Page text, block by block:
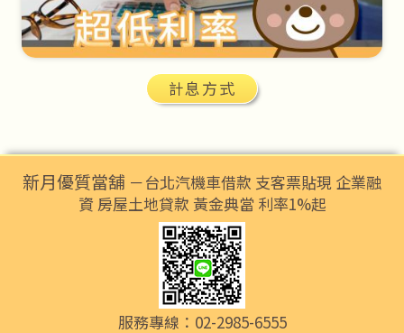
計息方式
新月優質當舖 －台北汽機車借款 支客票貼現 企業融
資 房屋土地貸款 黃金典當 利率1%起
服務專線：02-2985-6555